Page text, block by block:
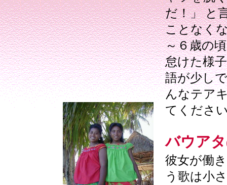
だ！」 と
ことなく
～６歳の
怠けた様
語が少し
んなテア
てくださ
バウアタ
彼女が働
う歌は小